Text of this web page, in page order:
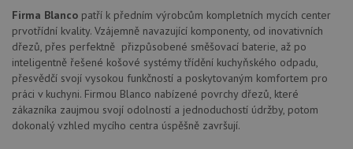
Firma Blanco patří k předním výrobcům kompletních mycích center
prvotřídní kvality. Vzájemně navazující komponenty, od inovativních
dřezů, přes perfektně přizpůsobené směšovací baterie, až po
inteligentně řešené košové systémy třídění kuchyňského odpadu,
přesvědčí svojí vysokou funkčností a poskytovaným komfortem pro
práci v kuchyni. Firmou Blanco nabízené povrchy dřezů, které
zákazníka zaujmou svojí odolností a jednoduchostí údržby, potom
dokonalý vzhled mycího centra úspěšně završují.
udid .drezy-blanco.cz
4 týdny 2
dny
Tento
mají